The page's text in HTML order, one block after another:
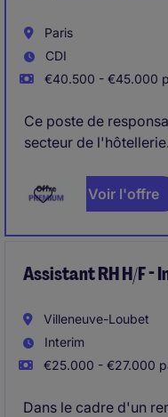
Paris
CDI
€40.500 - €45.000
Ce poste de
secteur de
développement des
Voir l'offre
Assistant RH H/F -
Villeneuve-Loubet
Interim
€25.000 - €27.000
Dans le cadre d'un